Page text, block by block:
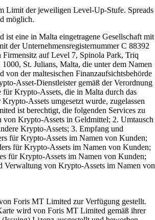
Limit der jeweiligen Level-Up-Stufe. Spreads
möglich.
eine in Malta eingetragene Gesellschaft mit
der Unternehmensregisternummer C 88392
Firmensitz auf Level 7, Spinola Park, Triq
St. Julians, Malta, die unter dem Namen
von der maltesischen Finanzaufsichtsbehörde
Asset-Dienstleister gemäß der Verordnung
für Krypto-Assets, die in Malta durch das
Assets umgesetzt wurde, zugelassen
ist berechtigt, die folgenden Services zu
von Krypto-Assets in Geldmittel; 2. Umtausch
Krypto-Assets; 3. Empfang und
für Krypto-Assets im Namen von Kunden;
für Krypto-Assets im Namen von Kunden;
für Krypto-Assets im Namen von Kunden;
Verwaltung von Krypto-Assets im Namen von
Foris MT Limited zur Verfügung gestellt.
wird von Foris MT Limited gemäß ihrer